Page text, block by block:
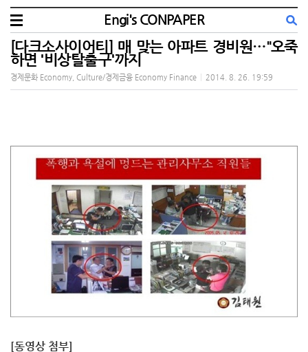
Engi's CONPAPER
[다크소사이어티] 매 맞는 아파트 경비원…"오죽
하면 '비상탈출구'까지
경제문화 Economy, Culture/경제금융 Economy Finance 2014. 8. 26. 19:59
[동영상 첨부]